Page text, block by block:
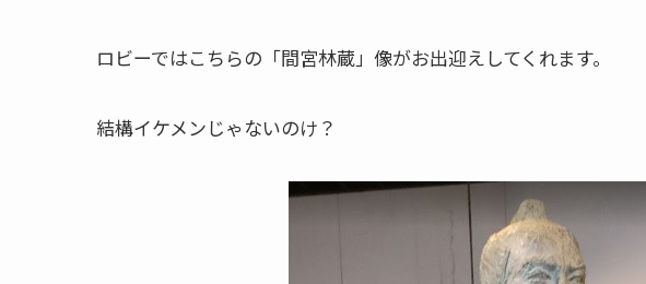
ロビーではこちらの「間宮林蔵」像がお出迎えしてくれます。
結構イケメンじゃないのけ？